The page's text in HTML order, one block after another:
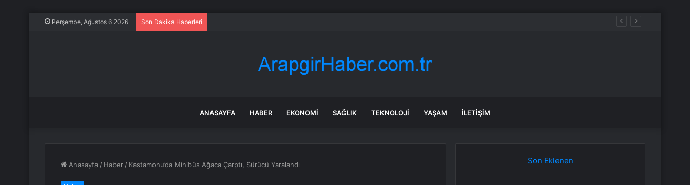
Perşembe, Ağustos 6 2026 Son Dakika Haberleri
ANASAYFA HABER EKONOMI SAĞLIK TEKNOLOJI YAŞAM İLETIŞIM
Anasayfa / Haber / Kastamonu’da Minibüs Ağaca Çarptı, Sürücü Yaralandı Son Eklenen